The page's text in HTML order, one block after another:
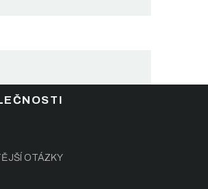
OTÁZKY